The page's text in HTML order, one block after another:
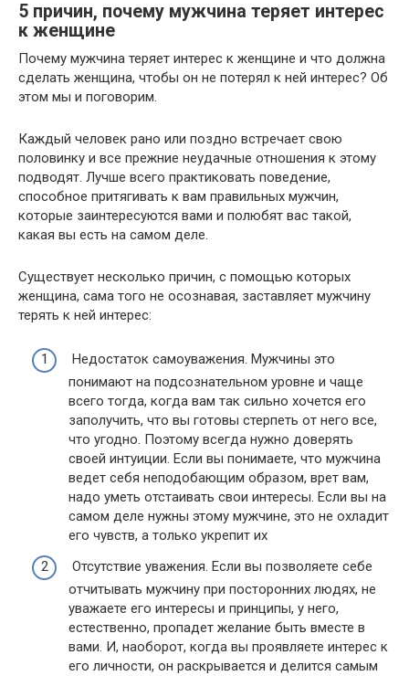
5 причин, почему мужчина теряет интерес
к женщине
Почему мужчина теряет интерес к женщине и что должна
сделать женщина, чтобы он не потерял к ней интерес? Об
этом мы и поговорим.
Каждый человек рано или поздно встречает свою
половинку и все прежние неудачные отношения к этому
подводят. Лучше всего практиковать поведение,
способное притягивать к вам правильных мужчин,
которые заинтересуются вами и полюбят вас такой,
какая вы есть на самом деле.
Существует несколько причин, с помощью которых
женщина, сама того не осознавая, заставляет мужчину
терять к ней интерес:
Недостаток самоуважения. Мужчины это
понимают на подсознательном уровне и чаще
всего тогда, когда вам так сильно хочется его
заполучить, что вы готовы стерпеть от него все,
что угодно. Поэтому всегда нужно доверять
своей интуиции. Если вы понимаете, что мужчина
ведет себя неподобающим образом, врет вам,
надо уметь отстаивать свои интересы. Если вы на
самом деле нужны этому мужчине, это не охладит
его чувств, а только укрепит их
Отсутствие уважения. Если вы позволяете себе
отчитывать мужчину при посторонних людях, не
уважаете его интересы и принципы, у него,
естественно, пропадет желание быть вместе в
вами. И, наоборот, когда вы проявляете интерес к
его личности, он раскрывается и делится самым